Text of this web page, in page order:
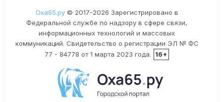
Оха65.ру© 2017-2026 Зарегистрировано в
Федеральной службе по надзору в сфере связи,
информационных технологий и массовых
коммуникаций. Свидетельство о регистрации ЭЛ № ФС
77 - 84778 от 1 марта 2023 года.
16+